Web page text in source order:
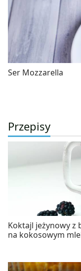
Ser Mozzarella
Przepisy
Koktajl jeżynowy z
na kokosowym